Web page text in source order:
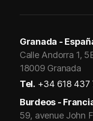
Granada -
Calle Andorra 1,
18009 Granada
Tel. +34 618 437
Burdeos -
59, avenue John